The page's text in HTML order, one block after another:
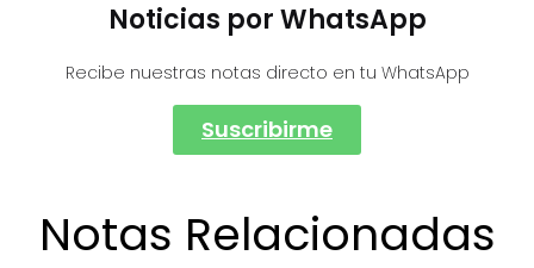
Noticias por WhatsApp
Recibe nuestras notas directo en tu WhatsApp
Suscribirme
Notas Relacionadas